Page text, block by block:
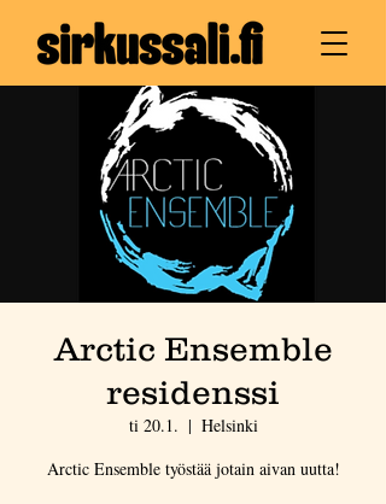
Arctic Ensemble
residenssi
ti 20.1.
  |
Helsinki
Arctic Ensemble työstää jotain aivan uutta!